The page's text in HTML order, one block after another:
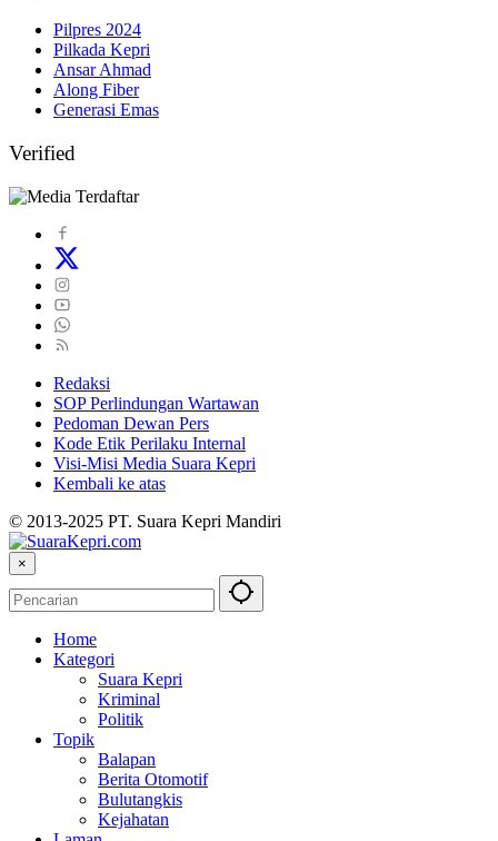
Pilpres 2024
Pilkada Kepri
Ansar Ahmad
Along Fiber
Generasi Emas
Verified
Redaksi
SOP Perlindungan Wartawan
Pedoman Dewan Pers
Kode Etik Perilaku Internal
Visi-Misi Media Suara Kepri
Kembali ke atas
© 2013-2025 PT. Suara Kepri Mandiri
×
Home
Kategori
Suara Kepri
Kriminal
Politik
Topik
Balapan
Berita Otomotif
Bulutangkis
Kejahatan